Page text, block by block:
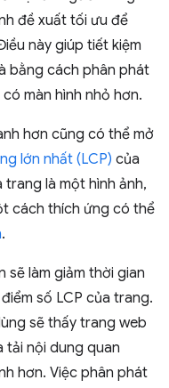
đề xuất tối ưu để
này giúp tiết kiệm
bằng cách phân phát
màn hình nhỏ hơn.
hơn cũng có thể mở
lớn nhất (LCP) của
trang là một hình ảnh,
cách thích ứng có thể
.
sẽ làm giảm thời gian
số LCP của trang.
sẽ thấy trang web
tải nội dung quan
hơn. Việc phân phát